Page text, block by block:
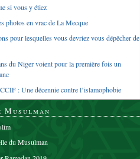
si vous y étiez
photos en vrac de La Mecque
pour lesquelles vous devriez vous dépêcher de
du Niger voient pour la première fois un
: Une décennie contre l’islamophobie
Musulman
du Musulman